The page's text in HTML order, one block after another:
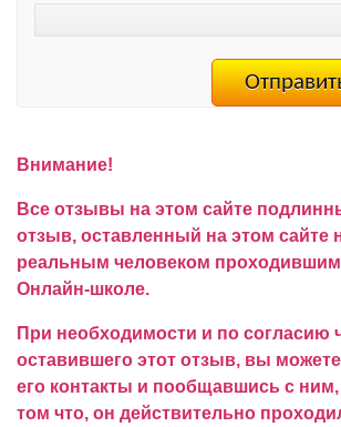
Внимание!
Все отзывы на этом сайте
отзыв, оставленный на этом сайте
реальным человеком проходившим
Онлайн-школе.
При необходимости и по согласию
оставившего этот отзыв, вы
его контакты и пообщавшись с ним,
том что, он действительно